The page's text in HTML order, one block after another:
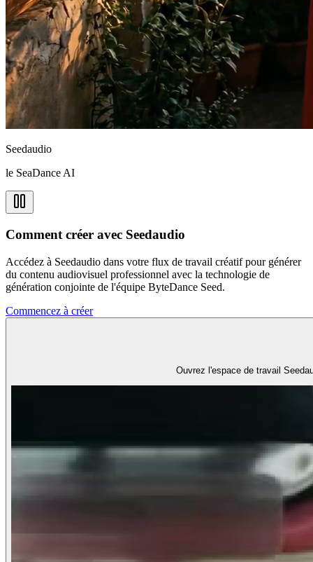
Seedaudio
le SeaDance AI
Comment créer avec Seedaudio
Accédez à Seedaudio dans votre flux de travail créatif pour générer
du contenu audiovisuel professionnel avec la technologie de
génération conjointe de l'équipe ByteDance Seed.
Commencez à créer
Ouvrez l'espace de travail